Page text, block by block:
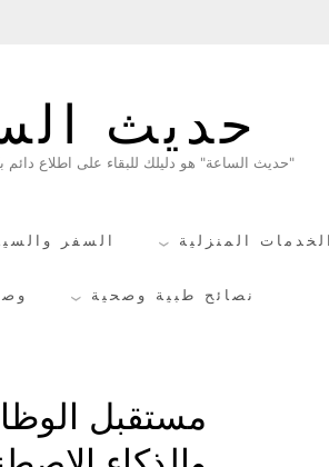
حديث
"حديث الساعة" هو دليلك للبقاء على اطلاع دائم
الخدمات المنزلية السفر
نصائح طبية وصحية
مستقبل